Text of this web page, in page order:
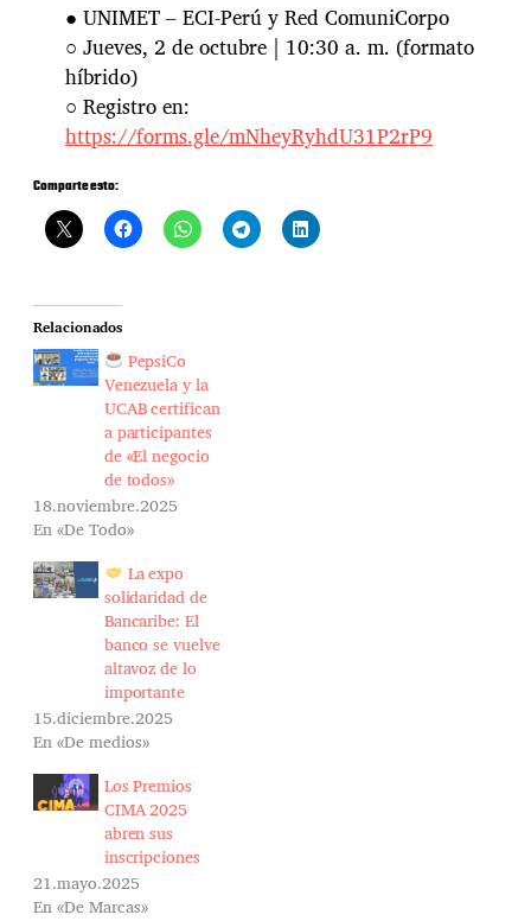
● UNIMET – ECI-Perú y Red ComuniCorpo
○ Jueves, 2 de octubre | 10:30 a. m. (formato
híbrido)
○ Registro en:
https://forms.gle/mNheyRyhdU31P2rP9
Comparte esto:
Relacionados
PepsiCo
Venezuela y la
UCAB certifican
a participantes
de «El negocio
de todos»
18.noviembre.2025
En «De Todo»
La expo
solidaridad de
Bancaribe: El
banco se vuelve
altavoz de lo
importante
15.diciembre.2025
En «De medios»
Los Premios
CIMA 2025
abren sus
inscripciones
21.mayo.2025
En «De Marcas»